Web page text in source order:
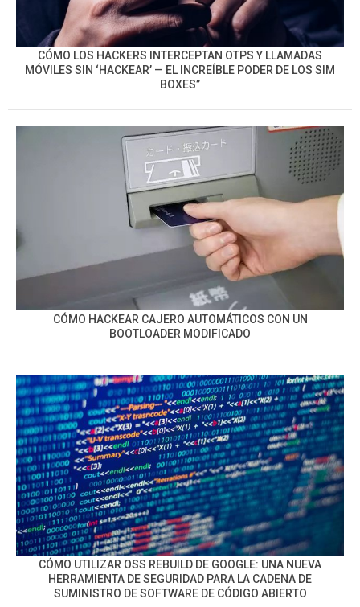
CÓMO LOS HACKERS INTERCEPTAN OTPS Y LLAMADAS
MÓVILES SIN ‘HACKEAR’ — EL INCREÍBLE PODER DE LOS SIM
BOXES”
CÓMO HACKEAR CAJERO AUTOMÁTICOS CON UN
BOOTLOADER MODIFICADO
CÓMO UTILIZAR OSS REBUILD DE GOOGLE: UNA NUEVA
HERRAMIENTA DE SEGURIDAD PARA LA CADENA DE
SUMINISTRO DE SOFTWARE DE CÓDIGO ABIERTO